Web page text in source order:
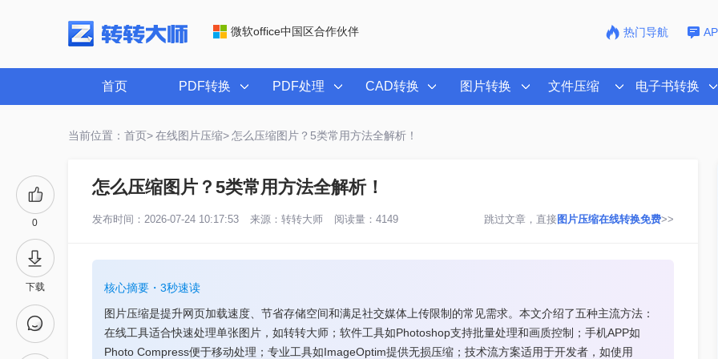
微软office中国区合作伙伴 热门导航
首页 PDF转换 PDF处理 CAD转换 图片转换 文件压缩 电子书转换
当前位置：首页> 在线图片压缩> 怎么压缩图片？5类常用方法全解析！
0
下载
怎么压缩图片？5类常用方法全解析！
发布时间：2026-07-24 10:17:53 来源： 转转大师 阅读量：4149 跳过文章，直接图片压缩在线转换免费>>
核心摘要・3秒速读
图片压缩是提升网页加载速度、节省存储空间和满足社交媒体上传限制的常见需求。本文介绍了五种主流方法：
在线工具适合快速处理单张图片，如转转大师；软件工具如Photoshop支持批量处理和画质控制；手机APP如
Photo Compress便于移动处理；专业工具如ImageOptim提供无损压缩；技术流方案适用于开发者，如使用